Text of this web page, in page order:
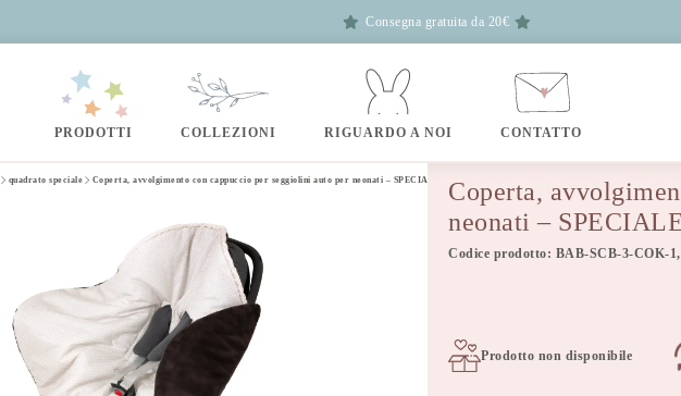
Consegna gratuita da 20€
PRODOTTI COLLEZIONI RIGUARDO A NOI CONTATTO
quadrato speciale Coperta, avvolgimento con cappuccio per seggiolini auto per neonati – SPECIALE cookieCoperta,
neonati –
Codice prodotto: BAB-SCB-3-COK-
Prodotto non disponibile